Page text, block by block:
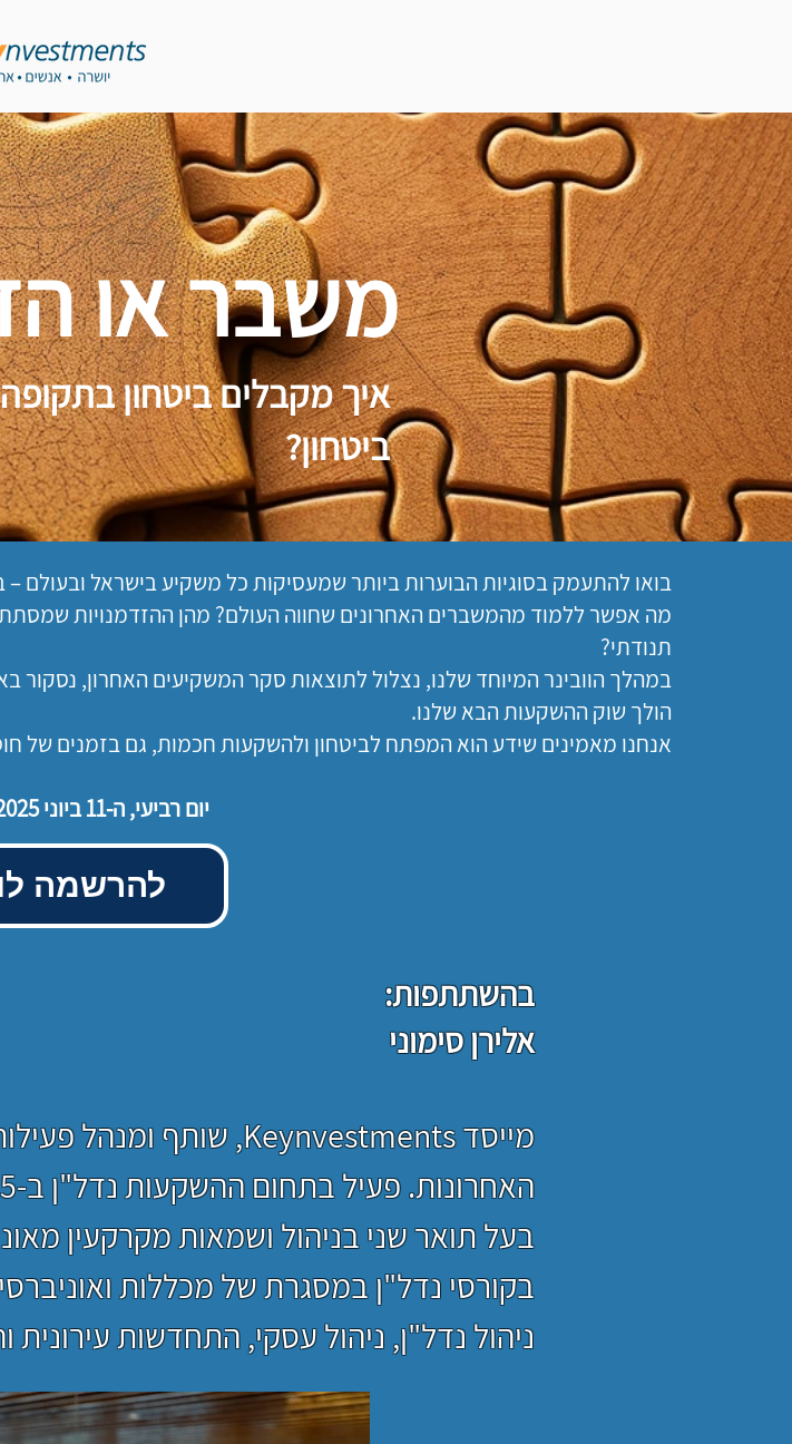
משבר או
איך מקבלים ביטחון
ביטחון?
בואו להתעמק בסוגיות הבוערות ביותר שמעסיקות כל משקיע בישראל ובעולם
מה אפשר ללמוד מהמשברים האחרונים שחווה העולם? מהן ההזדמנויות
תנודתי?
במהלך הוובינר המיוחד שלנו, נצלול לתוצאות סקר המשקיעים האחרון, נסקור
הולך שוק ההשקעות הבא שלנו.
אנחנו מאמינים שידע הוא המפתח לביטחון ולהשקעות חכמות, גם בזמנים של
יום רביעי, ה-11 ביוני 2025, בשעה 20:00
להרשמה
בהשתתפות:
אלירן סימוני
האחרונות. פעיל בתחום ההשקעות נדל"ן ב-15 השנים האחרונות.
בעל תואר שני בניהול ושמאות מקרקעין
בקורסי נדל"ן במסגרת של מכללות
ניהול נדל"ן, ניהול עסקי, התחדשות עירונית